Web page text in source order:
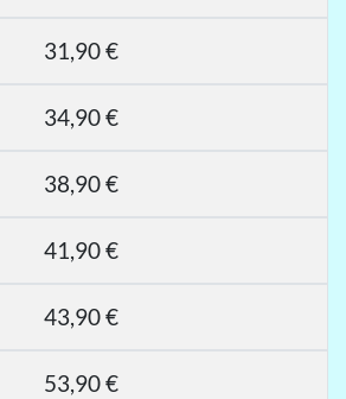
31,90 €
34,90 €
38,90 €
41,90 €
43,90 €
53,90 €